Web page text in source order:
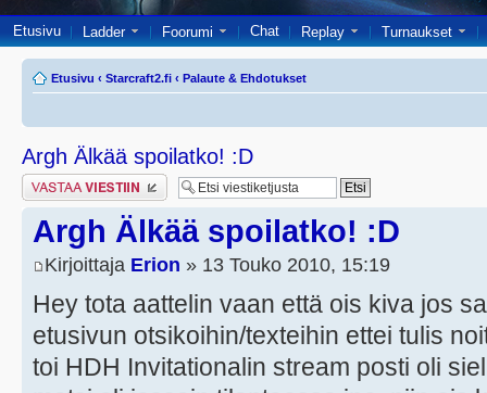
Etusivu Ladder Foorumi Chat Replay Turnaukset
Etusivu ‹ Starcraft2.fi ‹ Palaute & Ehdotukset
Argh Älkää spoilatko! :D
Lähetä vastaus
Argh Älkää spoilatko! :D
Kirjoittaja Erion » 13 Touko 2010, 15:19
Hey tota aattelin vaan että ois kiva jos
etusivun otsikoihin/texteihin ettei tulis
toi HDH Invitationalin stream posti oli